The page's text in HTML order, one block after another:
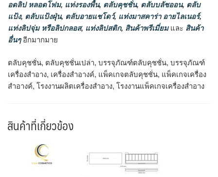
อดลิป หลอดโฟม, แท่งรองพื้น, ตลับคุชชั่น, ตลับบลัชออน, ตลับ
แป้ง, ตลับแป้งฝุ่น, ตลับอายแชโดว์, แท่งมาสคาร่า อายไลเนอร์,
แท่งลิปจุ่ม หรือลิปกลอส, แท่งลิปสติก, สินค้าพรีเมี่ยมและ สินค้า
อื่นๆอีกมากมาย
ตลับคุชชั่น, ตลับคุชชั่นเปล่า, บรรจุภัณฑ์ตลับคุชชั่น, บรรจุภัณฑ์
เครื่องสำอาง, เครื่องสำอางค์, แพ็คเกจตลับคุชชั่น, แพ็คเกจเครื่อง
สำอางค์, โรงงานผลิตเครื่องสำอาง, โรงงานแพ็คเกจเครื่องสำอาง
สินค้าที่เกี่ยวข้อง